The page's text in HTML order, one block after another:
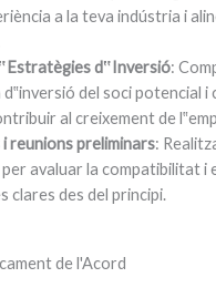
a la teva indústria i
d‟Inversió:
del soci potencial i
al creixement de
reunions preliminars:
avaluar la compatibilitat i
clares des del principi.
de l'Acord